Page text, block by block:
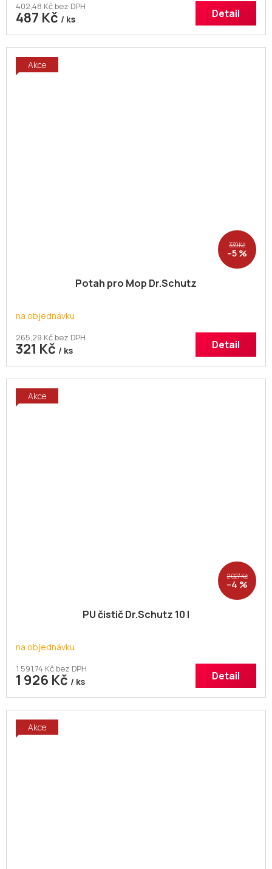
402,48 Kč bez DPH
487 Kč / ks Detail
Akce
339 Kč
–5 %
Potah pro Mop Dr.Schutz
na objednávku
265,29 Kč bez DPH
321 Kč / ks Detail
Akce
2 027 Kč
–4 %
PU čistič Dr.Schutz 10 l
na objednávku
1 591,74 Kč bez DPH
1 926 Kč / ks Detail
Akce